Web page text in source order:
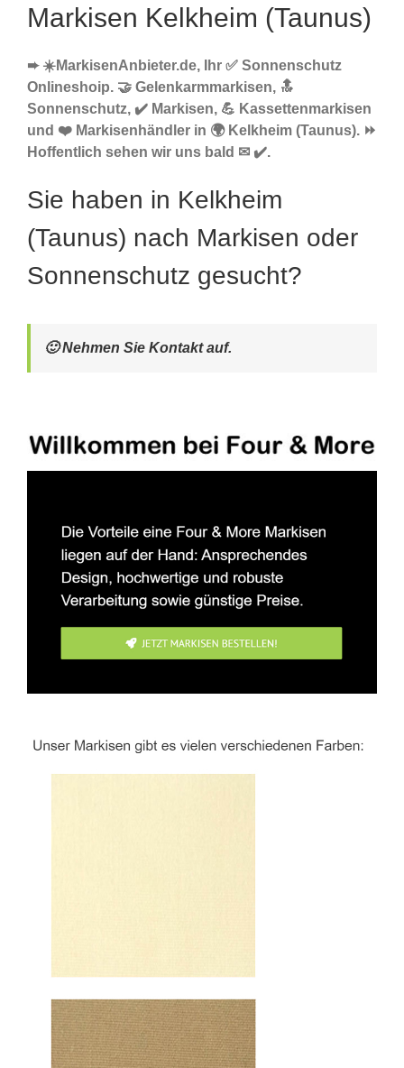
Markisen Kelkheim (Taunus)
➨ ☀️MarkisenAnbieter.de, Ihr ✅ Sonnenschutz
Onlineshoip. 🤝 Gelenkarmmarkisen, 🔝
Sonnenschutz, ✔️ Markisen, 💪 Kassettenmarkisen
und ❤️ Markisenhändler in 🌍 Kelkheim (Taunus). ⏩
Hoffentlich sehen wir uns bald ✉ ✔️.
Sie haben in Kelkheim
(Taunus) nach Markisen oder
Sonnenschutz gesucht?
🙂 Nehmen Sie Kontakt auf.